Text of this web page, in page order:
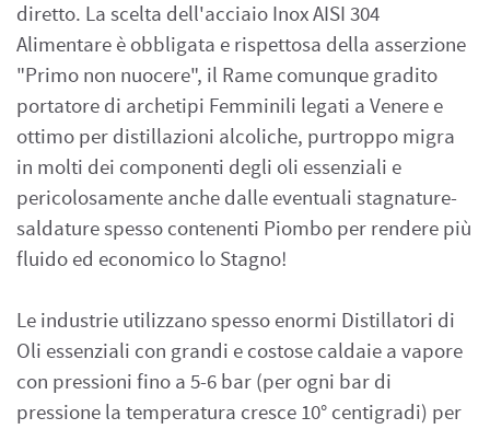
diretto. La scelta dell'acciaio Inox AISI 304
Alimentare è obbligata e rispettosa della asserzione
"Primo non nuocere", il Rame comunque gradito
portatore di archetipi Femminili legati a Venere e
ottimo per distillazioni alcoliche, purtroppo migra
in molti dei componenti degli oli essenziali e
pericolosamente anche dalle eventuali stagnature-
saldature spesso contenenti Piombo per rendere più
fluido ed economico lo Stagno!
Le industrie utilizzano spesso enormi Distillatori di
Oli essenziali con grandi e costose caldaie a vapore
con pressioni fino a 5-6 bar (per ogni bar di
pressione la temperatura cresce 10° centigradi) per